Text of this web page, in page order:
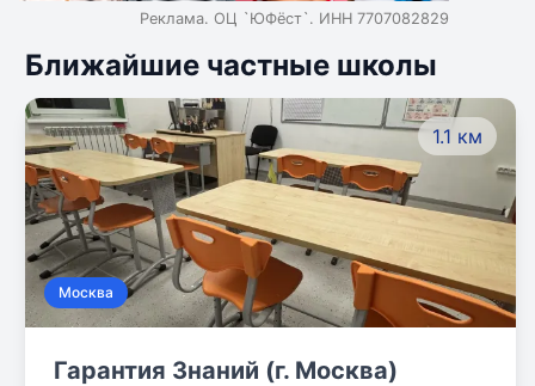
Реклама. ОЦ `ЮФёст`. ИНН 7707082829
Ближайшие частные школы
1.1 км
Москва
Гарантия Знаний (г. Москва)